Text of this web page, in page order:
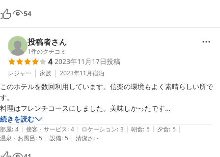
54
投稿者さん
1件のクチコミ
4 2023年11月17日投稿
レジャー 家族 2023年11月宿泊
このホテルを数回利用しています。信楽の環境もよく素晴らしい所で
す。
料理はフレンチコースにしました。美味しかったです
総合的に満足しています。
また行こうと思います。
続きを読む
部屋: 4 | 接客・サービス: 4 | ロケーション: 3 | 朝食: 5 | 夕食: 5 |
温泉・お風呂: 5 | 設備: 5 | 清潔さ: -